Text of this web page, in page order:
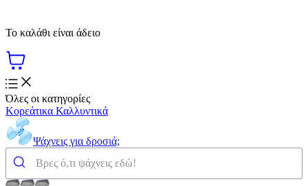
Το καλάθι είναι άδειο
Όλες οι κατηγορίες
Κορεάτικα Καλλυντικά
Ψάχνεις για δροσιά;